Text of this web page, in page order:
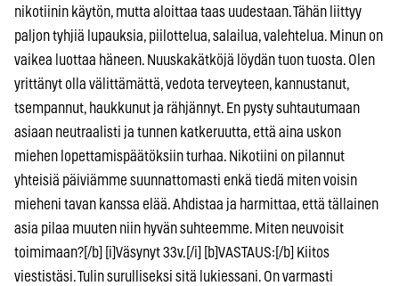
nikotiinin käytön, mutta aloittaa taas uudestaan. Tähän liittyy
paljon tyhjiä lupauksia, piilottelua, salailua, valehtelua. Minun on
vaikea luottaa häneen. Nuuskakätköjä löydän tuon tuosta. Olen
yrittänyt olla välittämättä, vedota terveyteen, kannustanut,
tsempannut, haukkunut ja rähjännyt. En pysty suhtautumaan
asiaan neutraalisti ja tunnen katkeruutta, että aina uskon
miehen lopettamispäätöksiin turhaa. Nikotiini on pilannut
yhteisiä päiviämme suunnattomasti enkä tiedä miten voisin
mieheni tavan kanssa elää. Ahdistaa ja harmittaa, että tällainen
asia pilaa muuten niin hyvän suhteemme. Miten neuvoisit
toimimaan?[/b] [i]Väsynyt 33v.[/i] [b]VASTAUS:[/b] Kiitos
viestistäsi. Tulin surulliseksi sitä lukiessani. On varmasti